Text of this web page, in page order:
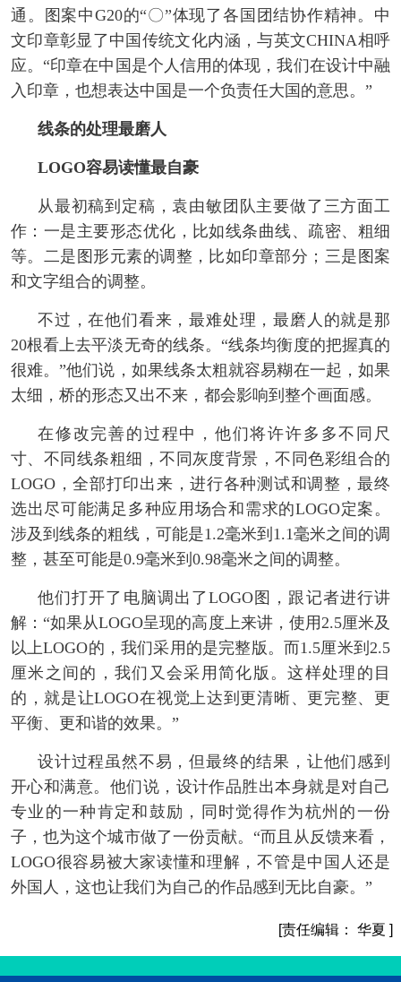
通。图案中G20的“〇”体现了各国团结协作精神。中
文印章彰显了中国传统文化内涵，与英文CHINA相呼
应。“印章在中国是个人信用的体现，我们在设计中融
入印章，也想表达中国是一个负责任大国的意思。”
线条的处理最磨人
LOGO容易读懂最自豪
从最初稿到定稿，袁由敏团队主要做了三方面工
作：一是主要形态优化，比如线条曲线、疏密、粗细
等。二是图形元素的调整，比如印章部分；三是图案
和文字组合的调整。
不过，在他们看来，最难处理，最磨人的就是那
20根看上去平淡无奇的线条。“线条均衡度的把握真的
很难。”他们说，如果线条太粗就容易糊在一起，如果
太细，桥的形态又出不来，都会影响到整个画面感。
在修改完善的过程中，他们将许许多多不同尺
寸、不同线条粗细，不同灰度背景，不同色彩组合的
LOGO，全部打印出来，进行各种测试和调整，最终
选出尽可能满足多种应用场合和需求的LOGO定案。
涉及到线条的粗线，可能是1.2毫米到1.1毫米之间的调
整，甚至可能是0.9毫米到0.98毫米之间的调整。
他们打开了电脑调出了LOGO图，跟记者进行讲
解：“如果从LOGO呈现的高度上来讲，使用2.5厘米及
以上LOGO的，我们采用的是完整版。而1.5厘米到2.5
厘米之间的，我们又会采用简化版。这样处理的目
的，就是让LOGO在视觉上达到更清晰、更完整、更
平衡、更和谐的效果。”
设计过程虽然不易，但最终的结果，让他们感到
开心和满意。他们说，设计作品胜出本身就是对自己
专业的一种肯定和鼓励，同时觉得作为杭州的一份
子，也为这个城市做了一份贡献。“而且从反馈来看，
LOGO很容易被大家读懂和理解，不管是中国人还是
外国人，这也让我们为自己的作品感到无比自豪。”
[责任编辑： 华夏 ]